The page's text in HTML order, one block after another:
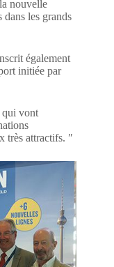
nouvelle
dans les grands
également
initiée par
qui vont
très attractifs. ″